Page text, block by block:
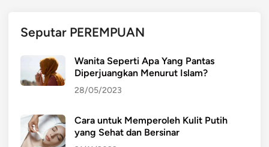
a
i
K
i
d
Seputar PEREMPUAN
Wanita Seperti Apa Yang Pantas
Diperjuangkan Menurut Islam?
28/05/2023
Cara untuk Memperoleh Kulit Putih
yang Sehat dan Bersinar